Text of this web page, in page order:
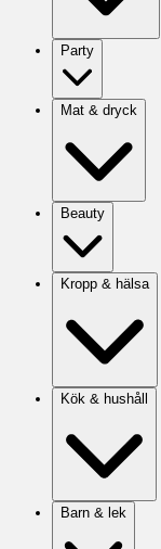
Party
Mat & dryck
Beauty
Kropp & hälsa
Kök & hushåll
Barn & lek